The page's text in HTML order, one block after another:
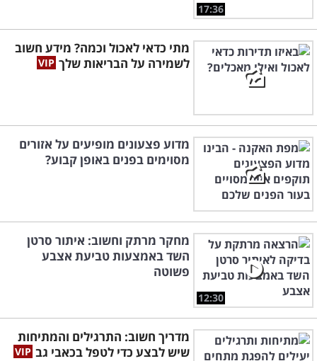
17:36
מתי כדאי לאכול וכמה? מידע חשוב
לשמירה על הבריאות שלך
מדוע פצעונים מופיעים על אזורים
מסוימים בפנים באופן קבוע?
12:30
מחקר מרתק וחשוב: איתור סרטן
השד באמצעות טביעת אצבע
פשוטה
מדריך חשוב: התרגילים והמתיחות
שיש לבצע כדי לטפל בכאבי גב